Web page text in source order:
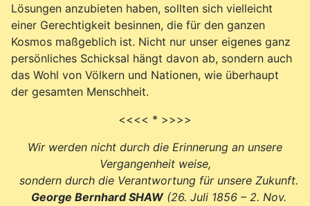
Lösungen anzubieten haben, sollten sich vielleicht
einer Gerechtigkeit besinnen, die für den ganzen
Kosmos maßgeblich ist. Nicht nur unser eigenes ganz
persönliches Schicksal hängt davon ab, sondern auch
das Wohl von Völkern und Nationen, wie überhaupt
der gesamten Menschheit.
<<<< * >>>>
Wir werden nicht durch die Erinnerung an unsere
Vergangenheit weise,
sondern durch die Verantwortung für unsere Zukunft.
George Bernhard SHAW(26. Juli 1856 – 2. Nov.